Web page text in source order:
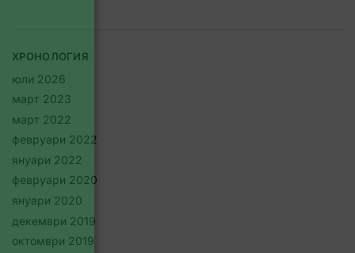
ХРОНОЛОГИЯ
юли 2026
март 2023
март 2022
февруари 2022
януари 2022
февруари 2020
януари 2020
декември 2019
октомври 2019